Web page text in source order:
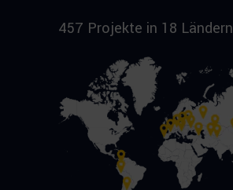
457 Projekte in 18 Ländern